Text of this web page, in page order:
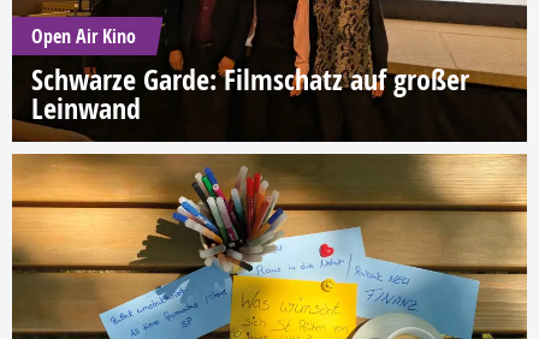
Open Air Kino
Schwarze Garde: Filmschatz auf großer
Leinwand